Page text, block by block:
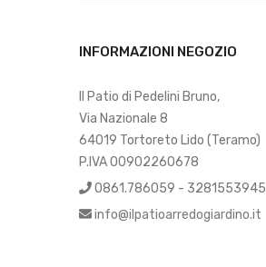
INFORMAZIONI NEGOZIO
Il Patio di Pedelini Bruno,
Via Nazionale 8
64019 Tortoreto Lido (Teramo)
P.IVA 00902260678
0861.786059 - 3281553945
info@ilpatioarredogiardino.it